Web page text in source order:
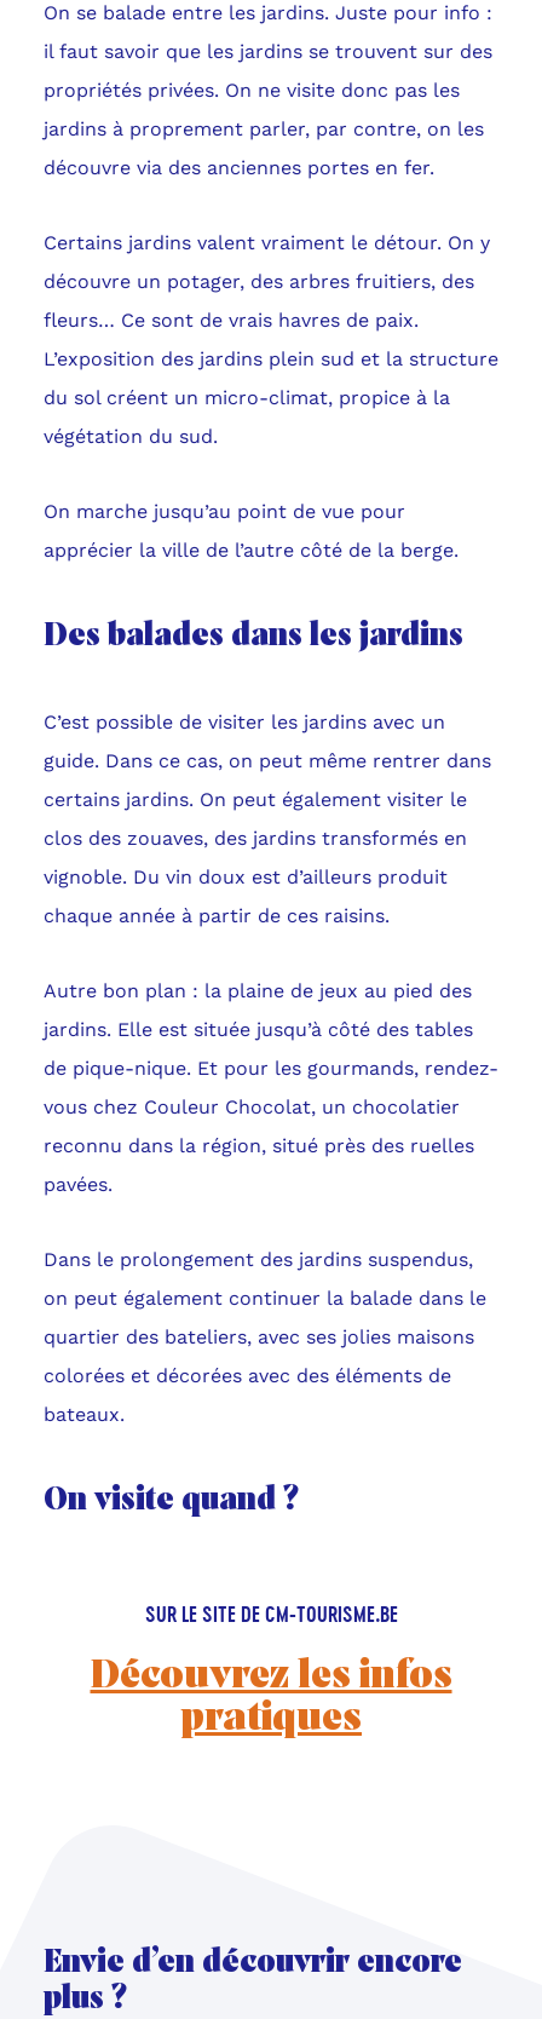
On se balade entre les jardins. Juste pour info :
il faut savoir que les jardins se trouvent sur des
propriétés privées. On ne visite donc pas les
jardins à proprement parler, par contre, on les
découvre via des anciennes portes en fer.
Certains jardins valent vraiment le détour. On y
découvre un potager, des arbres fruitiers, des
fleurs… Ce sont de vrais havres de paix.
L’exposition des jardins plein sud et la structure
du sol créent un micro-climat, propice à la
végétation du sud.
On marche jusqu’au point de vue pour
apprécier la ville de l’autre côté de la berge.
Des balades dans les jardins
C’est possible de visiter les jardins avec un
guide. Dans ce cas, on peut même rentrer dans
certains jardins. On peut également visiter le
clos des zouaves, des jardins transformés en
vignoble. Du vin doux est d’ailleurs produit
chaque année à partir de ces raisins.
Autre bon plan : la plaine de jeux au pied des
jardins. Elle est située jusqu’à côté des tables
de pique-nique. Et pour les gourmands, rendez-
vous chez Couleur Chocolat, un chocolatier
reconnu dans la région, situé près des ruelles
pavées.
Dans le prolongement des jardins suspendus,
on peut également continuer la balade dans le
quartier des bateliers, avec ses jolies maisons
colorées et décorées avec des éléments de
bateaux.
On visite quand ?
SUR LE SITE DE CM-TOURISME.BE
Découvrez les infos
pratiques
Envie d’en découvrir encore
plus ?